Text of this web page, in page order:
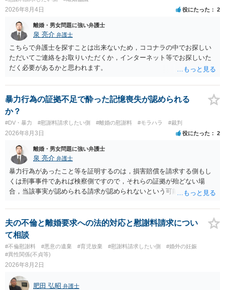
す。今ある証拠以上のことを証明（証明力を強めることも含む）でき
う。慰謝料請求としては証拠として使えることが前提であり，その価
値と夫との関係との均衡のように思います。 ③行政書士に委任をして
いるのであれば，どのような内容の委任なのか不明ですが，その行政
書士との協議になると思います。請求するか，訴訟にするか，その点
の見極めや，相手方は性交類似行為は認めているのか，それさえも否
す。 ④性交類似行為を認めているにもかかわらず支払を拒否するので
あれば，本人（行政書士でも同じだと思います。）への対応ではあま
り変わらないように思います。減額で折り合えるなら本人様の交渉で
もよいように思いますが，ゼロかどうかの観点であれば，訴訟に進む
しかなくなるようにも思います。そうしますと，お近くの弁護士に相
談して進めることを検討した方がよいようにも思います。
2026年8月4日 役にたった 2
離婚・男女問題に強い弁護士
泉 亮介 弁護士
こちらで弁護士を探すことは出来ないため，ココナラの中でお探しい
ただいてご連絡をお取りいただくか，インターネット等でお探しいた
だく必要があるかと思われます。
暴力行為の証拠不足で酔った記憶喪失が認められる
か？
#DV・暴力 #慰謝料請求したい側 #離婚の慰謝料 #モラハラ #裁判
2026年8月3日 役にたった 2
離婚・男女問題に強い弁護士
泉 亮介 弁護士
暴力行為があったこと等を証明するのは，損害賠償を請求する側もし
くは刑事事件であれば検察側ですので，それらの証拠が殆どない場
合，当該事実が認められる請求が認められないという可能性はあるで
夫の不倫と離婚要求への法的対応と慰謝料請求につい
て相談
#不倫慰謝料 #悪意の遺棄 #育児放棄 #慰謝料請求したい側
#婚外の妊娠
#異性関係(不貞等)
2026年8月2日
肥田 弘昭 弁護士